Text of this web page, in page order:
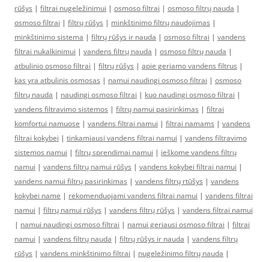
rūšys | filtrai nugeležinimui | osmoso filtrai | osmoso filtrų nauda |
osmoso filtrai | filtrų rūšys | minkštinimo filtrų naudojimas |
minkštinimo sistema | filtrų rūšys ir nauda | osmoso filtrai | vandens
filtrai nukalkinimui | vandens filtrų nauda | osmoso filtrų nauda |
atbulinio osmoso filtrai | filtrų rūšys | apie geriamo vandens filtrus |
kas yra atbulinis osmosas | namui naudingi osmoso filtrai | osmoso
filtrų nauda | naudingi osmoso filtrai | kuo naudingi osmoso filtrai |
vandens filtravimo sistemos | filtrų namui pasirinkimas | filtrai
komfortui namuose | vandens filtrai namui | filtrai namams | vandens
filtrai kokybei | tinkamiausi vandens filtrai namui | vandens filtravimo
sistemos namui | filtrų sprendimai namui | ieškome vandens filtrų
namui | vandens filtrų namui rūšys | vandens kokybei filtrai namui |
vandens namui filtrų pasirinkimas | vandens filtrų rtūšys | vandens
kokybei name | rekomenduojami vandens filtrai namui | vandens filtrai
namui | filtrų namui rūšys | vandens filtrų rūšys | vandens filtrai namui
| namui naudingi osmoso filtrai | namui geriausi osmoso filtrai | filtrai
namui | vandens filtrų nauda | filtrų rūšys ir nauda | vandens filtrų
rūšys | vandens minkštinimo filtrai | nugeležinimo filtrų nauda |